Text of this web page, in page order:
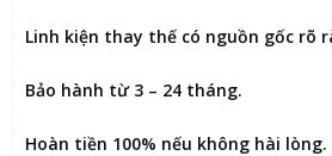
Linh kiện thay thế có nguồn gốc rõ
Bảo hành từ 3 – 24 tháng.
Hoàn tiền 100% nếu không hài lòng.